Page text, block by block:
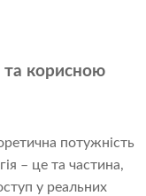
та корисною
потужність
– це та частина,
у реальних